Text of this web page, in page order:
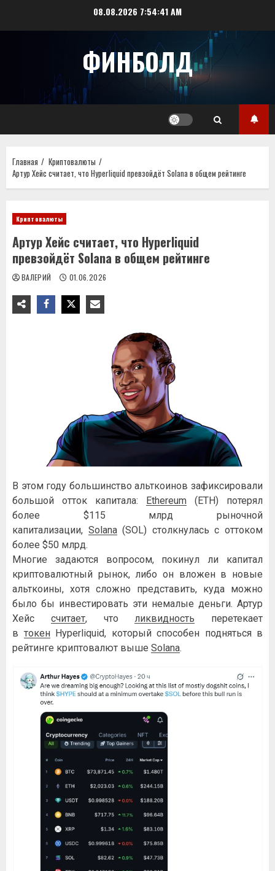
08.08.2026 7:54:41 AM
ФИНБОЛД
Главная
Криптовалюты
Артур Хейс считает, что Hyperliquid превзойдёт Solana в общем рейтинге
Криптовалюты
Артур Хейс считает, что Hyperliquid
превзойдёт Solana в общем рейтинге
ВАЛЕРИЙ 01.06.2026
В этом году большинство альткоинов зафиксировали
большой отток капитала:
Ethereum (ETH) потерял
более $115 млрд рыночной
капитализации, Solana(SOL) столкнулась с оттоком
более $50 млрд.
Многие задаются вопросом, покинул ли капитал
криптовалютный рынок, либо он вложен в новые
альткоины, хотя сложно представить, куда можно
было бы инвестировать эти немалые деньги. Артур
Хейс считает, чтоликвидность перетекает
в токенHyperliquid, который способен подняться в
рейтинге криптовалют выше Solana.